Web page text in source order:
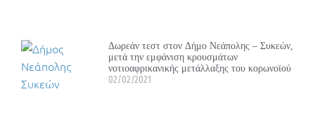
Δωρεάν τεστ στον Δήμο Νεάπολης – Συκεών,
μετά την εμφάνιση κρουσμάτων
νοτιοαφρικανικής μετάλλαξης του κορωνοϊού
02/02/2021